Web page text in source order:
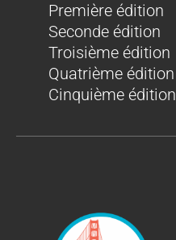
Première édition
Seconde édition
Troisième édition
Quatrième édition
Cinquième édition